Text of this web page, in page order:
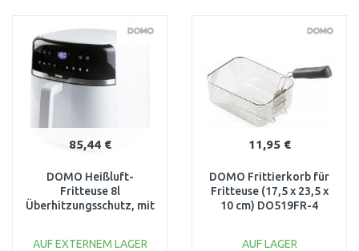
Vergleichen
85,44 €
DOMO Heißluft-
Fritteuse 8l
Überhitzungsschutz, mit
AUF EXTERNEM LAGER
11,95 €
DOMO Frittierkorb für
Fritteuse (17,5 x 23,5 x
10 cm) DO519FR-4
AUF LAGER